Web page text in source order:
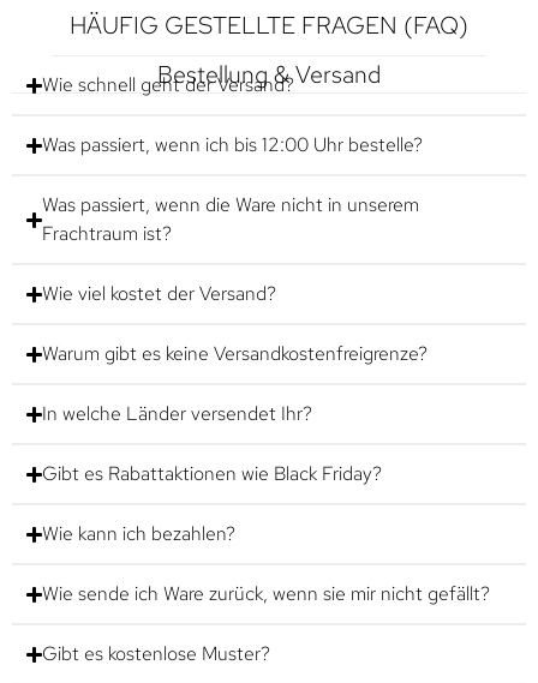
HÄUFIG GESTELLTE FRAGEN (FAQ)
Bestellung & Versand
Wie schnell geht der Versand?
Was passiert, wenn ich bis 12:00 Uhr bestelle?
Was passiert, wenn die Ware nicht in unserem
Frachtraum ist?
Wie viel kostet der Versand?
Warum gibt es keine Versandkostenfreigrenze?
In welche Länder versendet Ihr?
Gibt es Rabattaktionen wie Black Friday?
Wie kann ich bezahlen?
Wie sende ich Ware zurück, wenn sie mir nicht gefällt?
Gibt es kostenlose Muster?